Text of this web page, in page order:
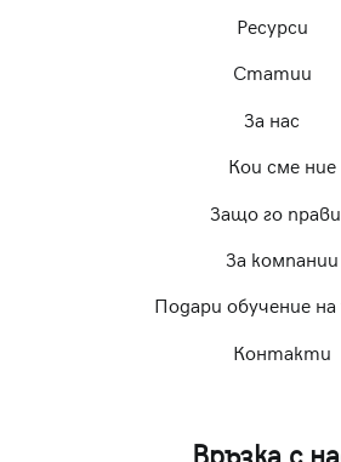
Ресурси
Статии
За нас
Кои сме ние
Защо го
За компании
Подари обучение
Контакти